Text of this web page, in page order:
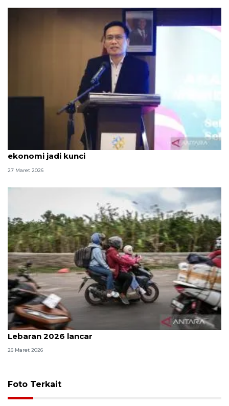
Migrasi penduduk pascamudik tinggi, pemerataan
ekonomi jadi kunci
27 Maret 2026
Pemilir sepeda motor nilai arus mudik-balik
Lebaran 2026 lancar
26 Maret 2026
Foto Terkait